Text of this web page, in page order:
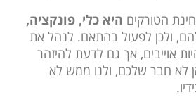
היא כלי, פונקציה,
ולכן לפעול בהתאם. לנהל את
אוייבים, אך גם לדעת להיזהר
לא חבר שלכם, ולנו ממש לא